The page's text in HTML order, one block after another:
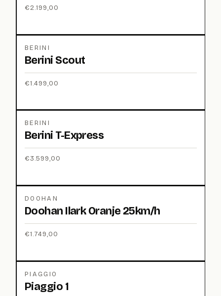
€2.199,00
BERINI
Berini Scout
€1.499,00
BERINI
Berini T-Express
€3.599,00
DOOHAN
Doohan Ilark Oranje 25km/h
€1.749,00
PIAGGIO
Piaggio 1